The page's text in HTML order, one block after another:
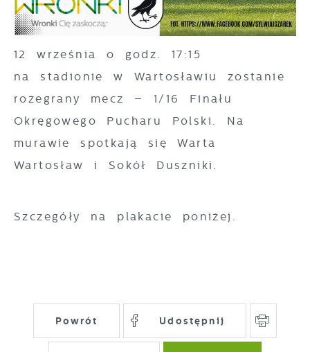
12 września o godz. 17:15
na stadionie w Wartosławiu zostanie
rozegrany mecz – 1/16 Finału
Okręgowego Pucharu Polski. Na
murawie spotkają się Warta
Wartosław i Sokół Duszniki.
Szczegóły na plakacie poniżej.
Powrót Udostępnij
gwarantuje dostępność wszystkich
funkcjonalności.
Twoich zwyczajów dotyczących przeglądanej
witryny internetowej. Treści promocyjne
mogą pojawić się na stronach podmiotów
trzecich lub firm będących naszymi
Firmy te działają w charakterze
pośredników prezentujących nasze treści w
postaci wiadomości, ofert, komunikatów
mediów społecznościowych.